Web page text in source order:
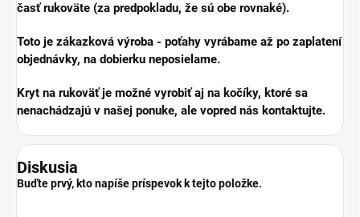
časť rukoväte (za predpokladu, že sú obe rovnaké).
Toto je zákazková výroba - poťahy vyrábame až po zaplatení
objednávky, na dobierku neposielame.
Kryt na rukoväť je možné vyrobiť aj na kočíky, ktoré sa
nenachádzajú v našej ponuke, ale vopred nás kontaktujte.
Diskusia
Buďte prvý, kto napíše príspevok k tejto položke.